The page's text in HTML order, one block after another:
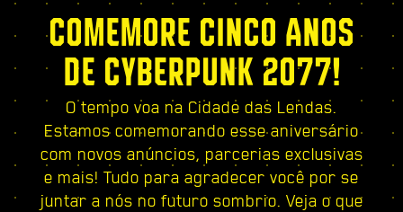
COMEMORE CINCO ANOS
DE CYBERPUNK 2077!
O tempo voa na Cidade das Lendas.
Estamos comemorando esse aniversário
com novos anúncios, parcerias exclusivas
e mais! Tudo para agradecer você por se
juntar a nós no futuro sombrio. Veja o que